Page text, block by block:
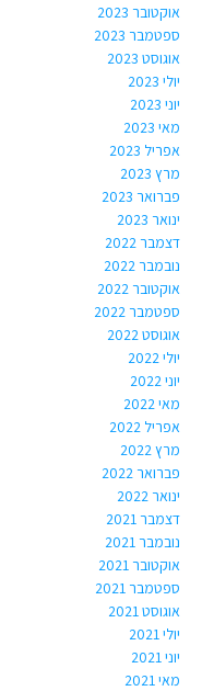
אוקטובר 2023
ספטמבר 2023
אוגוסט 2023
יולי 2023
יוני 2023
מאי 2023
אפריל 2023
מרץ 2023
פברואר 2023
ינואר 2023
דצמבר 2022
נובמבר 2022
אוקטובר 2022
ספטמבר 2022
אוגוסט 2022
יולי 2022
יוני 2022
מאי 2022
אפריל 2022
מרץ 2022
פברואר 2022
ינואר 2022
דצמבר 2021
נובמבר 2021
אוקטובר 2021
ספטמבר 2021
אוגוסט 2021
יולי 2021
יוני 2021
מאי 2021